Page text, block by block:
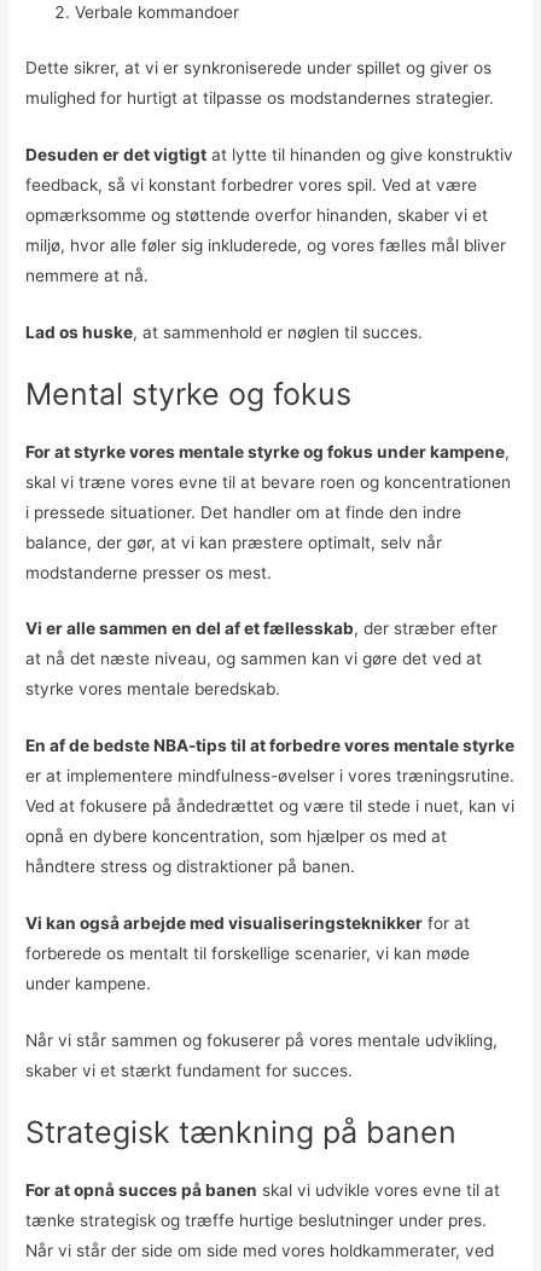
Verbale kommandoer
Dette sikrer, at vi er synkroniserede under spillet og giver os
mulighed for hurtigt at tilpasse os modstandernes strategier.
Desuden er det vigtigt at lytte til hinanden og give konstruktiv
feedback, så vi konstant forbedrer vores spil. Ved at være
opmærksomme og støttende overfor hinanden, skaber vi et
miljø, hvor alle føler sig inkluderede, og vores fælles mål bliver
nemmere at nå.
Lad os huske, at sammenhold er nøglen til succes.
Mental styrke og fokus
For at styrke vores mentale styrke og fokus under kampene,
skal vi træne vores evne til at bevare roen og koncentrationen
i pressede situationer. Det handler om at finde den indre
balance, der gør, at vi kan præstere optimalt, selv når
modstanderne presser os mest.
Vi er alle sammen en del af et fællesskab, der stræber efter
at nå det næste niveau, og sammen kan vi gøre det ved at
styrke vores mentale beredskab.
En af de bedste NBA-tips til at forbedre vores mentale styrke
er at implementere mindfulness-øvelser i vores træningsrutine.
Ved at fokusere på åndedrættet og være til stede i nuet, kan vi
opnå en dybere koncentration, som hjælper os med at
håndtere stress og distraktioner på banen.
Vi kan også arbejde med visualiseringsteknikker for at
forberede os mentalt til forskellige scenarier, vi kan møde
under kampene.
Når vi står sammen og fokuserer på vores mentale udvikling,
skaber vi et stærkt fundament for succes.
Strategisk tænkning på banen
For at opnå succes på banen skal vi udvikle vores evne til at
tænke strategisk og træffe hurtige beslutninger under pres.
Når vi står der side om side med vores holdkammerater, ved